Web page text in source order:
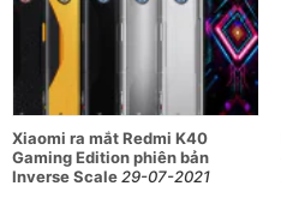
mạch từng chuyển động.
Thông số kỹ
Gaming G27i
Thông số
Chi tiết
Xiaomi ra mắt Redmi K40
Gaming Edition phiên bản
Inverse Scale29-07-2021